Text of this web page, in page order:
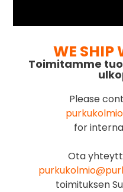
WE SHIP
Toimitamme
Please
for
Ota
toimituksen